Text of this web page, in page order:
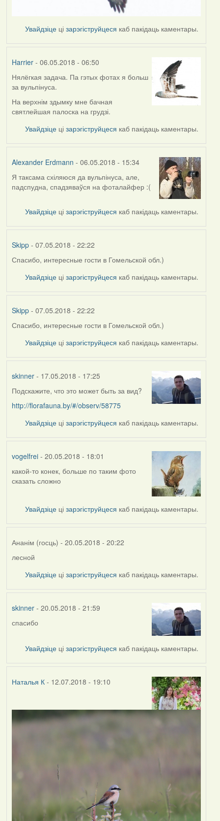
Увайдзіце цізарэгіструйцеся каб пакідаць каментары.
Harrier- 06.05.2018 - 06:50
Нялёгкая задача. Па гэтых фотах я больш
за вульпінуса.
На верхнім здымку мне бачная
святлейшая палоска на грудзі.
Увайдзіце цізарэгіструйцеся каб пакідаць каментары.
Alexander Erdmann - 06.05.2018 - 15:34
In
reply
Я таксама схіляюся да вульпінуса, але,
падспудна, спадзяваўся на фоталайфер :(
Увайдзіце цізарэгіструйцеся каб пакідаць каментары.
Skipp- 07.05.2018 - 22:22
In
reply
by
Erdmann
Спасибо, интересные гости в Гомельской обл.)
Увайдзіце цізарэгіструйцеся каб пакідаць каментары.
Skipp- 07.05.2018 - 22:22
In
reply
by
Erdmann
Спасибо, интересные гости в Гомельской обл.)
Увайдзіце цізарэгіструйцеся каб пакідаць каментары.
skinner- 17.05.2018 - 17:25
Подскажите, что это может быть за вид?
http://florafauna.by/#/observ/58775
Увайдзіце цізарэгіструйцеся каб пакідаць каментары.
vogelfrei- 20.05.2018 - 18:01
In
reply
skinner
какой-то конек, больше по таким фото
сказать сложно
Увайдзіце цізарэгіструйцеся каб пакідаць каментары.
Ананім (госць) - 20.05.2018 - 20:22
In
reply
by
лесной
Увайдзіце цізарэгіструйцеся каб пакідаць каментары.
skinner- 20.05.2018 - 21:59
спасибо
Увайдзіце цізарэгіструйцеся каб пакідаць каментары.
Наталья К- 12.07.2018 - 19:10